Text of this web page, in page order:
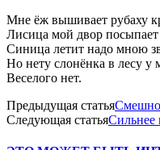
Мне ёж вышивает рубаху
Лисица мой двор посыпает
Синица летит надо мною
Но нету слонёнка в лесу у
Веселого нет.
Предыдущая статья
Следующая статьяСильнее